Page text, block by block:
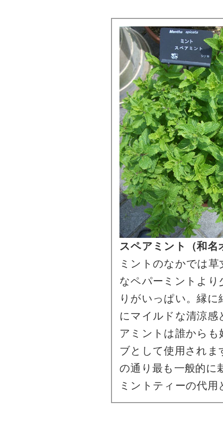
スペアミント（和名
ミントのなかでは
なペパーミントよ
りがいっぱい。縁
にマイルドな清涼
アミントは誰からも
ブとして使用されま
の通り最も一般的に
ミントティーの代